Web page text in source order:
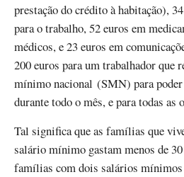
prestação do crédito à habitação),
para o trabalho, 52 euros em
médicos, e 23 euros em
200 euros para um trabalhador que
mínimo nacional (SMN) para
durante todo o mês, e para todas as
Tal significa que as famílias que
salário mínimo gastam menos de
famílias com dois salários mínimos